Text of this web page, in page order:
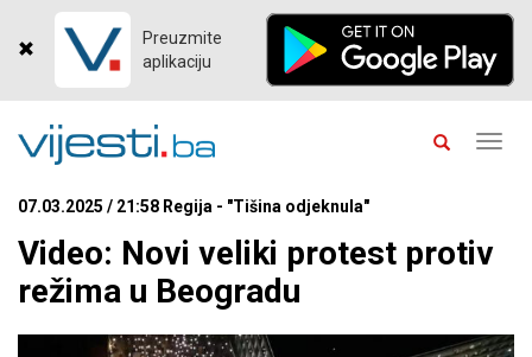
Preuzmite
aplikaciju
07.03.2025 / 21:58 Regija - "Tišina odjeknula"
Video: Novi veliki protest protiv
režima u Beogradu